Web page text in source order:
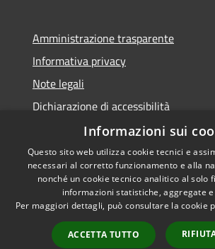
Amministrazione trasparente
Informativa privacy
Note legali
Dichiarazione di accessibilità
Accessibilità
Privacy
Mappa del sito
Informazioni sui
Questo sito web utilizza cookie tecnici e
necessari al corretto funzionamento e alla
nonché un cookie tecnico analitico al solo
informazioni statistiche, aggregate
Per maggiori dettagli, può consultare la cookie
ACCETTA TUTTO